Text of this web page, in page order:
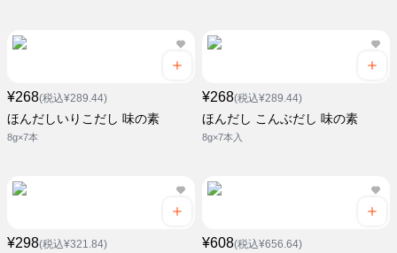
¥268(税込¥289.44)
ほんだしいりこだし 味の素
8g×7本
¥268(税込¥289.44)
ほんだし こんぶだし 味の素
8g×7本入
¥298(税込¥321.84) ¥608(税込¥656.64)